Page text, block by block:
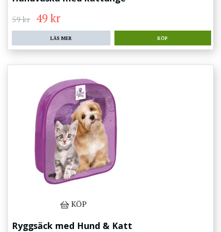
59 kr 49 kr
LÄS MER
KÖP
Ryggsäck med Hund & Katt